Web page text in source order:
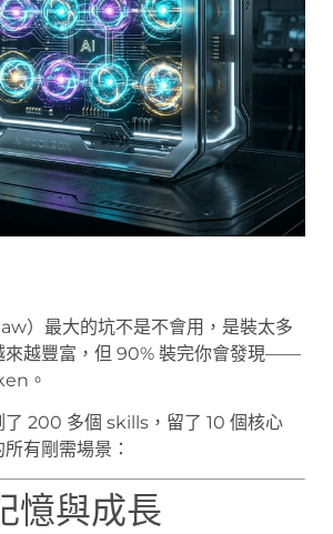
）最大的坑不是不會用，是裝太多
來越豐富，但 90% 裝完你會發現——
。
了 200 多個 skills，留了 10 個核心
有剛需場景：
憶與成長